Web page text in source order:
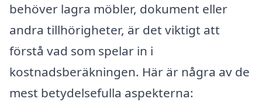
behöver lagra möbler, dokument eller
andra tillhörigheter, är det viktigt att
förstå vad som spelar in i
kostnadsberäkningen. Här är några av de
mest betydelsefulla aspekterna: